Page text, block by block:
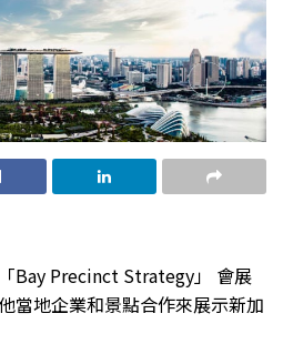
Bay Precinct Strategy」 會展
當地企業和景點合作來展示新加